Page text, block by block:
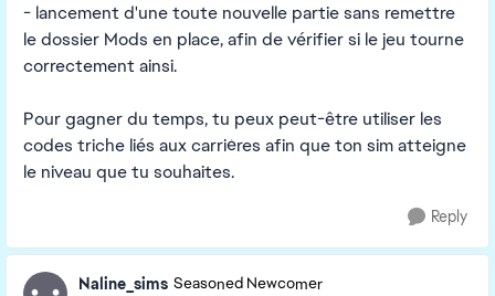
- lancement d'une toute nouvelle partie sans remettre
le dossier Mods en place, afin de vérifier si le jeu tourne
correctement ainsi.
Pour gagner du temps, tu peux peut-être utiliser les
codes triche liés aux carrières afin que ton sim atteigne
le niveau que tu souhaites.
Reply
Naline_sims Seasoned Newcomer